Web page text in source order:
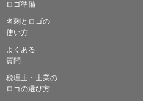
ロゴ準備
名刺とロゴの
使い方
よくある
質問
税理士・士業の
ロゴの選び方